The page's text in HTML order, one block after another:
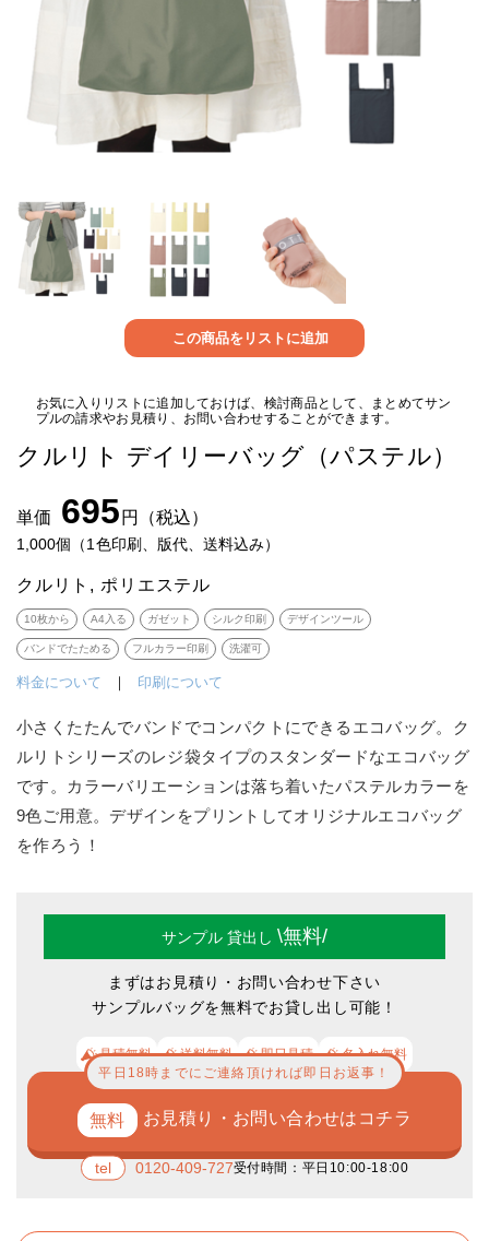
この商品をリストに追加
お気に入りリストに追加しておけば、検討商品として、まとめてサン
プルの請求やお見積り、お問い合わせすることができます。
クルリト デイリーバッグ（パステル）
単価 695 円（税込）
1,000個（1色印刷、版代、送料込み）
クルリト ポリエステル
10枚から A4入る ガゼット シルク印刷 デザインツール
バンドでたためる フルカラー印刷 洗濯可
料金について ｜ 印刷について
小さくたたんでバンドでコンパクトにできるエコバッグ。ク
ルリトシリーズのレジ袋タイプのスタンダードなエコバッグ
です。カラーバリエーションは落ち着いたパステルカラーを
9色ご用意。デザインをプリントしてオリジナルエコバッグ
を作ろう！
サンプル 貸出し \無料/
まずはお見積り・お問い合わせ下さい
サンプルバッグを無料でお貸し出し可能！
見積無料 送料無料 即日見積 名入れ無料
お見積り・お問い合わせはコチラ
平日18時までにご連絡頂ければ即日お返事！
0120-409-727受付時間：平日10:00-18:00